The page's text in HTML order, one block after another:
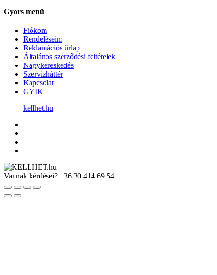
Gyors menü
Fiókom
Rendeléseim
Reklamációs űrlap
Általános szerződési feltételek
Nagykereskedés
Szervizháttér
Kapcsolat
GYIK
kellhet.hu
Vannak kérdései? +36 30 414 69 54